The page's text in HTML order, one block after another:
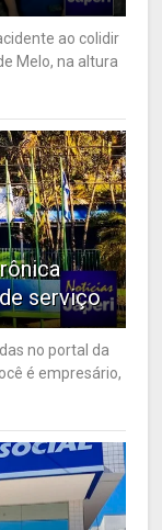
ao colidir
Melo, na altura
serviço
no portal da
é empresário,